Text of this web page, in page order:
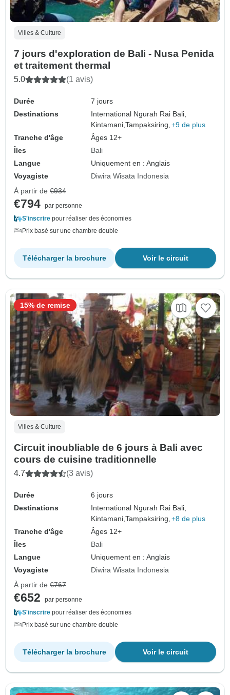
Villes & Culture
7 jours d'exploration de Bali - Nusa Penida
et traitement thermal
5.0 (1 avis)
Durée
7 jours
Destinations
International Ngurah Rai Bali,
Kintamani,Tampaksiring, +9 de plus
Tranche d'âge
Âges 12+
Îles
Bali
Langue
Uniquement en : Anglais
Voyagiste
Diwira Wisata Indonesia
À partir de €934
€794 par personne
S'inscrire pour réaliser des économies
Prix basé sur une chambre double
Voir le circuit
Télécharger la brochure
Villes & Culture
Circuit inoubliable de 6 jours à Bali avec
cours de cuisine traditionnelle
4.7 (3 avis)
Durée
6 jours
Destinations
International Ngurah Rai Bali,
Kintamani,Tampaksiring, +8 de plus
Tranche d'âge
Âges 12+
Îles
Bali
Langue
Uniquement en : Anglais
Voyagiste
Diwira Wisata Indonesia
15% de remise
À partir de €767
€652
par personne
S'inscrire pour réaliser des économies
Prix basé sur une chambre double
Voir le circuit
Télécharger la brochure